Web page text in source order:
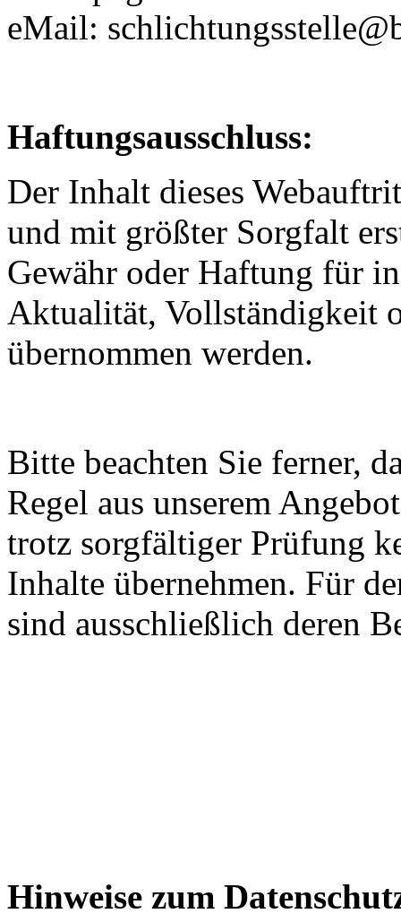
eMail:
Haftungsausschluss:
Der Inhalt dieses
und mit größter Sorgfalt
Gewähr oder Haftung für
Aktualität, Vollständigkeit
übernommen werden.
Bitte beachten Sie ferner,
Regel aus unserem
trotz sorgfältiger Prüfung
Inhalte übernehmen. Für
sind ausschließlich deren
Hinweise zum